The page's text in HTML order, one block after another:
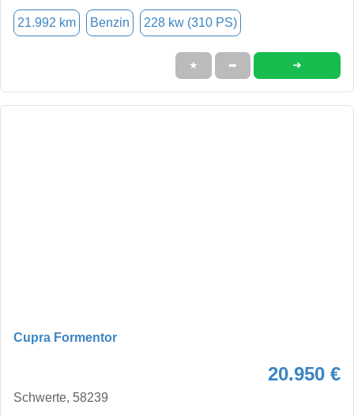
21.992 km Benzin 228 kw (310 PS)
★ ➦ ➜
Cupra Formentor
20.950 €
Schwerte, 58239